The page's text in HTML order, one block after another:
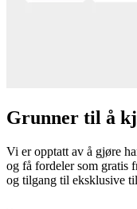
Grunner til å
Vi er opptatt av å gjøre
og få fordeler som gratis
og tilgang til eksklusive